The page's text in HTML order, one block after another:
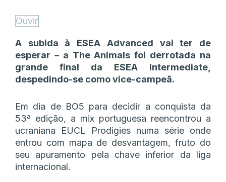
Ouvir
A subida à ESEA Advanced vai ter de
esperar – a The Animals foi derrotada na
grande final da ESEA Intermediate,
despedindo-se como vice-campeã.
Em dia de BO5 para decidir a conquista da
53ª edição, a mix portuguesa reencontrou a
ucraniana EUCL Prodigies numa série onde
entrou com mapa de desvantagem, fruto do
seu apuramento pela chave inferior da liga
internacional.